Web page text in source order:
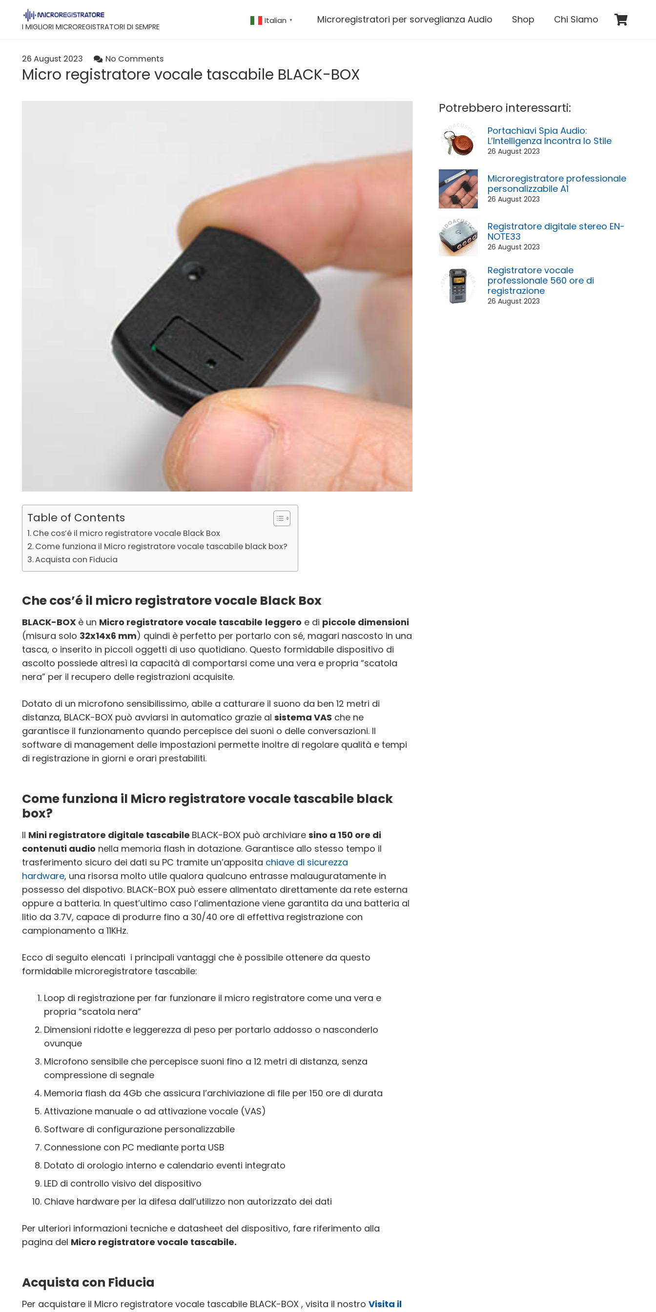
I MIGLIORI MICROREGISTRATORI DI SEMPRE
Italian ▼ Microregistratori per sorveglianza Audio Shop Chi Siamo
26 August 2023 No Comments
Micro registratore vocale tascabile BLACK-BOX
Table of Contents
Che cos’é il micro registratore vocale Black Box
Come funziona il Micro registratore vocale tascabile black box?
Acquista con Fiducia
Che cos’é il micro registratore vocale Black Box
BLACK-BOX è un Micro registratore vocale tascabile leggero e di piccole dimensioni
(misura solo 32x14x6 mm) quindi è perfetto per portarlo con sé, magari nascosto in una
tasca, o inserito in piccoli oggetti di uso quotidiano. Questo formidabile dispositivo di
ascolto possiede altresì la capacità di comportarsi come una vera e propria “scatola
nera” per il recupero delle registrazioni acquisite.
Dotato di un microfono sensibilissimo, abile a catturare il suono da ben 12 metri di
distanza, BLACK-BOX può avviarsi in automatico grazie al sistema VAS che ne
garantisce il funzionamento quando percepisce dei suoni o delle conversazioni. Il
software di management delle impostazioni permette inoltre di regolare qualità e tempi
di registrazione in giorni e orari prestabiliti.
Come funziona il Micro registratore vocale tascabile black
box?
Il Mini registratore digitale tascabile BLACK-BOX può archiviare sino a 150 ore di
contenuti audio nella memoria flash in dotazione. Garantisce allo stesso tempo il
trasferimento sicuro dei dati su PC tramite un’apposita chiave di sicurezza
hardware, una risorsa molto utile qualora qualcuno entrasse malauguratamente in
possesso del dispotivo. BLACK-BOX può essere alimentato direttamente da rete esterna
oppure a batteria. In quest’ultimo caso l’alimentazione viene garantita da una batteria al
litio da 3.7V, capace di produrre fino a 30/40 ore di effettiva registrazione con
campionamento a 11KHz.
Ecco di seguito elencati i principali vantaggi che è possibile ottenere da questo
formidabile microregistratore tascabile:
Loop di registrazione per far funzionare il micro registratore come una vera e
propria “scatola nera”
Dimensioni ridotte e leggerezza di peso per portarlo addosso o nasconderlo
ovunque
Microfono sensibile che percepisce suoni fino a 12 metri di distanza, senza
compressione di segnale
Memoria flash da 4Gb che assicura l’archiviazione di file per 150 ore di durata
Attivazione manuale o ad attivazione vocale (VAS)
Software di configurazione personalizzabile
Connessione con PC mediante porta USB
Dotato di orologio interno e calendario eventi integrato
LED di controllo visivo del dispositivo
Chiave hardware per la difesa dall’utilizzo non autorizzato dei dati
Per ulteriori informazioni tecniche e datasheet del dispositivo, fare riferimento alla
pagina del Micro registratore vocale tascabile.
Acquista con Fiducia
Per acquistare il Micro registratore vocale tascabile BLACK-BOX , visita il nostro Visita il
Potrebbero interessarti:
Portachiavi Spia Audio:
L’Intelligenza Incontra lo Stile
26 August 2023
Microregistratore professionale
personalizzabile A1
26 August 2023
Registratore digitale stereo EN-
NOTE33
26 August 2023
Registratore vocale
professionale 560 ore di
registrazione
26 August 2023